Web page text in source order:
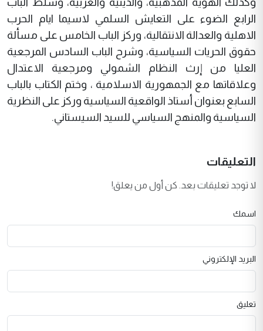
الرابع الضوء على التعايش السلمي لاسيما ايام الحرب
الاهلية والعدالة الانتقالية، وركز الباب الخامس على مسألة
حقوق الحريات السياسية، وشرح الباب السادس المرجعية
العليا من إرث النظام الشمولي ومرجعية الاعتدال
وعلاقاتها مع الجمهورية الاسلامية ، وختم الكتاب بالباب
السابع بعنوان أستاذ الواقعية السياسية وركز على النظرية
السياسية والمنهج السياسي للسيد السيستاني.
التعليقات
لا توجد تعليقات بعد. كن أول من يعلق!
اسمك
البريد الإلكتروني
تعليق